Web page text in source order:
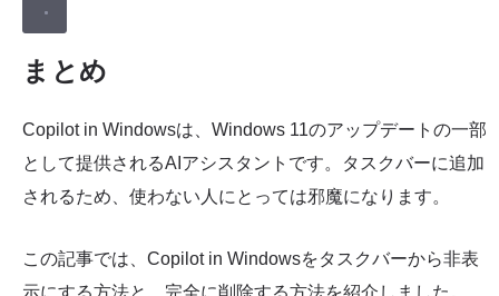
まとめ
Copilot in Windowsは、Windows 11のアップデートの一部
として提供されるAIアシスタントです。タスクバーに追加
されるため、使わない人にとっては邪魔になります。
この記事では、Copilot in Windowsをタスクバーから非表
示にする方法と、完全に削除する方法を紹介しました。